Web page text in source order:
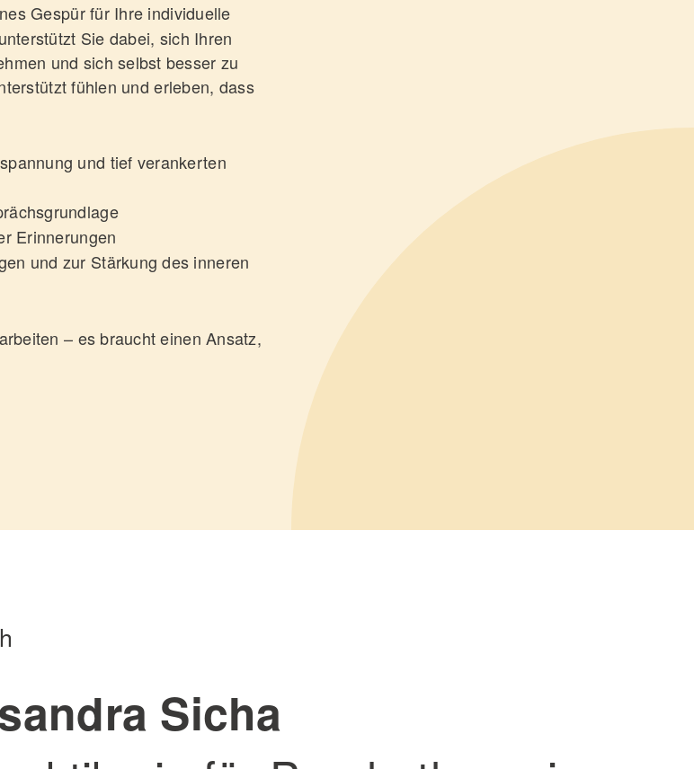
Gespür für Ihre individuelle
Sie dabei, sich Ihren
und sich selbst besser zu
fühlen und erleben, dass
und tief verankerten
Erinnerungen
und zur Stärkung des inneren
– es braucht einen Ansatz,
Sicha